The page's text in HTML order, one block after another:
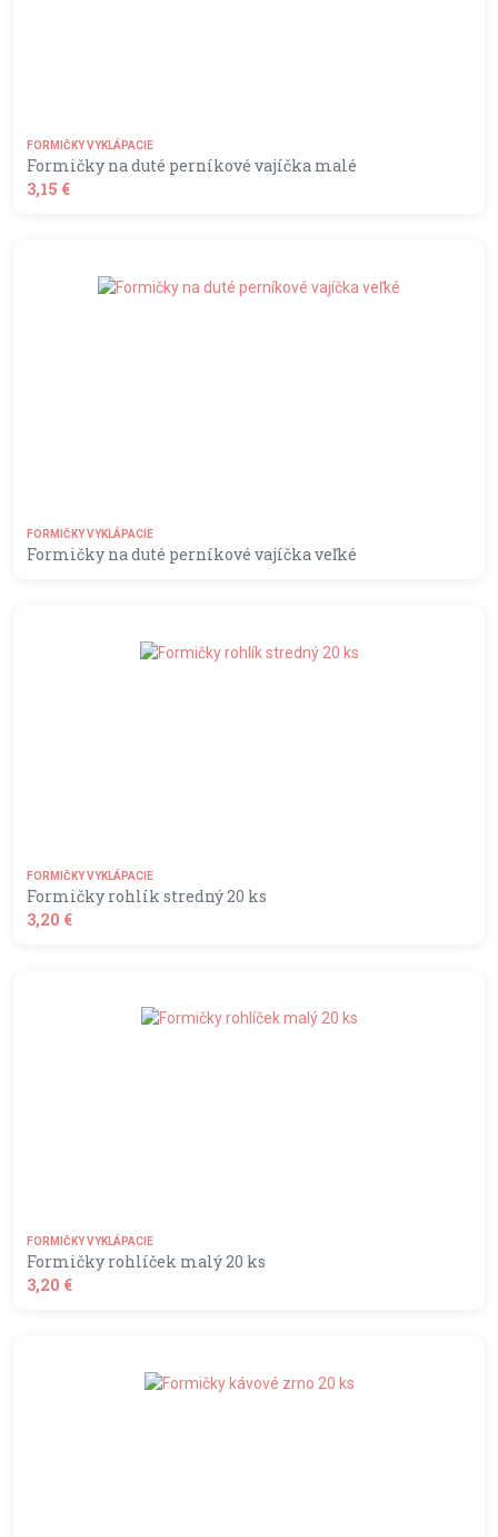
FORMIČKY VYKLÁPACIE
Formičky na duté perníkové vajíčka malé
3,15 €
FORMIČKY VYKLÁPACIE
Formičky na duté perníkové vajíčka veľké
FORMIČKY VYKLÁPACIE
Formičky rohlík stredný 20 ks
3,20 €
FORMIČKY VYKLÁPACIE
Formičky rohlíček malý 20 ks
3,20 €